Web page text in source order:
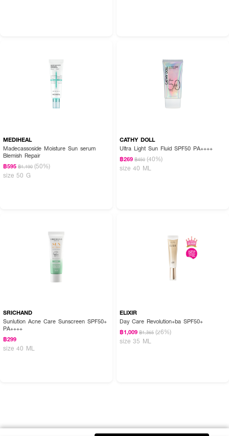
MEDIHEAL
Madecassoside Moisture Sun serum
Blemish Repair
฿595 ฿1,190 (50%)
size 50 G
CATHY DOLL
Ultra Light Sun Fluid SPF50 PA++++
฿269 ฿450 (40%)
size 40 ML
SRICHAND
Sunlution Acne Care Sunscreen SPF50+
PA++++
฿299
size 40 ML
ELIXIR
Day Care Revolution+ba SPF50+
฿1,009 ฿1,365 (26%)
size 35 ML